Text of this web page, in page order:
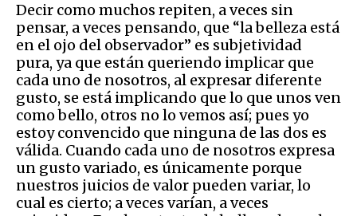
​Decir como muchos repiten, a veces sin
pensar, a veces pensando, que “la belleza está
en el ojo del observador” es subjetividad
pura, ya que están queriendo implicar que
cada uno de nosotros, al expresar diferente
gusto, se está implicando que lo que unos ven
como bello, otros no lo vemos así; pues yo
estoy convencido que ninguna de las dos es
válida. Cuando cada uno de nosotros expresa
un gusto variado, es únicamente porque
nuestros juicios de valor pueden variar, lo
cual es cierto; a veces varían, a veces